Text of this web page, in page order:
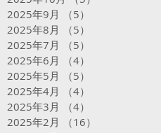
2025年9月
（5）
2025年8月
（5）
2025年7月
（5）
2025年6月
（4）
2025年5月
（5）
2025年4月
（4）
2025年3月
（4）
2025年2月
（16）